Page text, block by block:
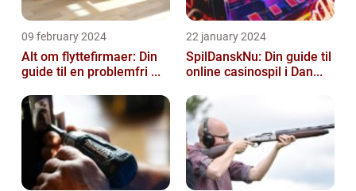
09 february 2024
Alt om flyttefirmaer: Din
guide til en problemfri ...
22 january 2024
SpilDanskNu: Din guide til
online casinospil i Dan...